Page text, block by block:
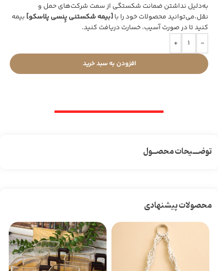
به‌دلیل نداشتن ضمانت شکستگی از سمت شرکت‌های حمل و
نقل،می‌توانید محصولات خود را با[بیمه شکستنی پِنسی پلاسکو] بیمه
کنید تا در صورت آسیب، خسارت دریافت کنید.
-
+
افزودن به سبد خرید
توضـــیحات محصــول
محصولات پیشنهادی